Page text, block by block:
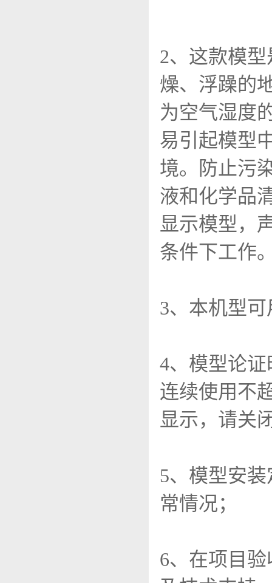
2、这款模
燥、浮躁的
为空气湿度
易引起模型
境。防止污
液和化学品
显示模型，
条件下工作
3、本机型
4、模型论
连续使用不
显示，请关
5、模型安
常情况；
6、在项目